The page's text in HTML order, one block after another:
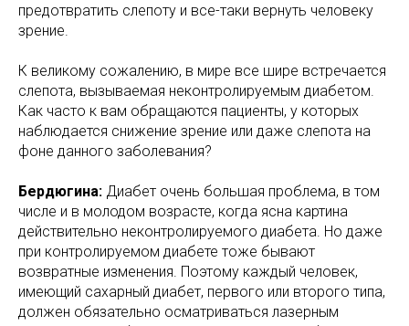
предотвратить слепоту и все-таки вернуть человеку
зрение.
К великому сожалению, в мире все шире встречается
слепота, вызываемая неконтролируемым диабетом.
Как часто к вам обращаются пациенты, у которых
наблюдается снижение зрение или даже слепота на
фоне данного заболевания?
Бердюгина: Диабет очень большая проблема, в том
числе и в молодом возрасте, когда ясна картина
действительно неконтролируемого диабета. Но даже
при контролируемом диабете тоже бывают
возвратные изменения. Поэтому каждый человек,
имеющий сахарный диабет, первого или второго типа,
должен обязательно осматриваться лазерным